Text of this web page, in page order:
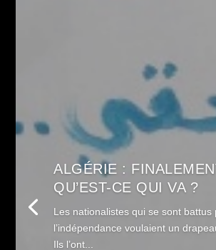
ALGÉRIE :
QU’EST-CE QUI VA ?
Les nationalistes qui se sont battus
l’indépendance voulaient un
Ils l’ont...